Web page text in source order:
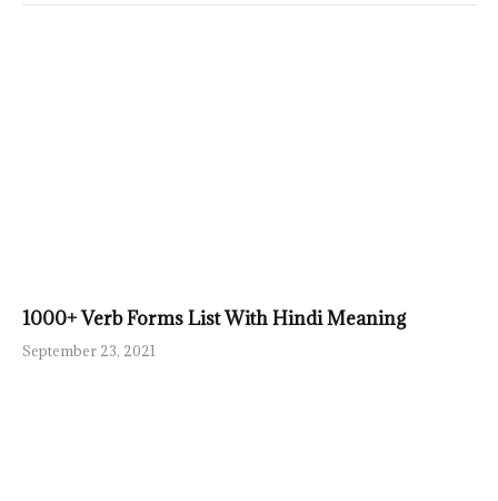
1000+ Verb Forms List With Hindi Meaning
September 23, 2021